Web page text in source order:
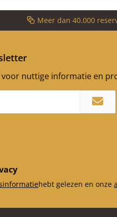
Meer dan 40.000
nuttige informatie en
hebt gelezen en onze